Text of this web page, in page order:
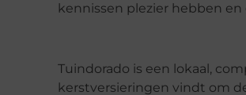
kennissen plezier hebben
Tuindorado is een lokaal,
kerstversieringen vindt om